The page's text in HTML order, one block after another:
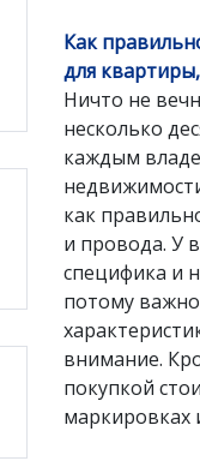
Как
для
Ничто не
несколько
каждым
как
и провода. У
специфика и
потому
внимание.
покупкой
маркировках